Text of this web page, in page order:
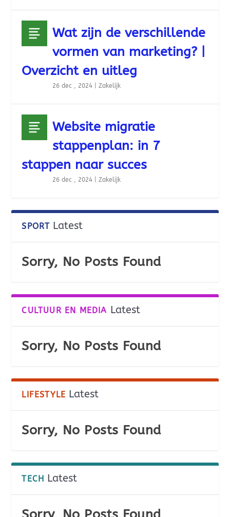
Wat zijn de verschillende
vormen van marketing? |
Overzicht en uitleg
26 dec , 2024 |Zakelijk
Website migratie
stappenplan: in 7
stappen naar succes
26 dec , 2024 |Zakelijk
SPORT Latest
Sorry, No Posts Found
CULTUUR EN MEDIA Latest
Sorry, No Posts Found
LIFESTYLE Latest
Sorry, No Posts Found
TECH Latest